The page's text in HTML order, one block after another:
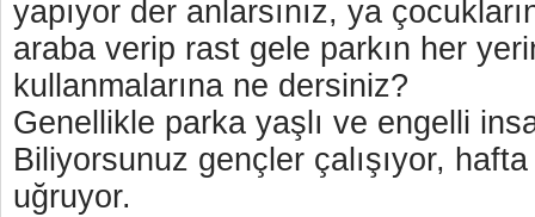
yapıyor der anlarsınız, ya
araba verip rast gele parkın her
kullanmalarına ne dersiniz?
Genellikle parka yaşlı ve engelli
Biliyorsunuz gençler çalışıyor,
uğruyor.